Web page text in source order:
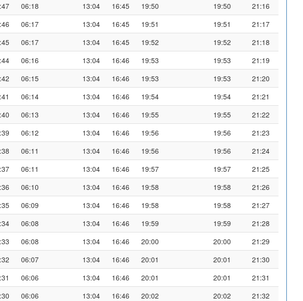
06:18 13:04 16:45 19:50 19:50
21:16
06:17 13:04 16:45 19:51 19:51
21:17
06:17 13:04 16:45 19:52 19:52
21:18
06:16 13:04 16:46 19:53 19:53
21:19
06:15 13:04 16:46 19:53 19:53
21:20
06:14 13:04 16:46 19:54 19:54
21:21
06:13 13:04 16:46 19:55 19:55
21:22
06:12 13:04 16:46 19:56 19:56
21:23
06:11 13:04 16:46 19:56 19:56
21:24
06:11 13:04 16:46 19:57 19:57
21:25
06:10 13:04 16:46 19:58 19:58
21:26
06:09 13:04 16:46 19:58 19:58
21:27
06:08 13:04 16:46 19:59 19:59
21:28
06:08 13:04 16:46 20:00 20:00
21:29
06:07 13:04 16:46 20:01 20:01
21:30
06:06 13:04 16:46 20:01 20:01
21:31
06:06 13:04 16:46 20:02 20:02
21:32